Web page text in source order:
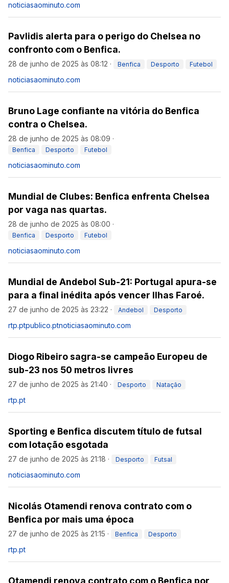
noticiasaominuto.com
Pavlidis alerta para o perigo do Chelsea no
confronto com o Benfica.
28 de junho de 2025 às 08:12 · Benfica Desporto Futebol
noticiasaominuto.com
Bruno Lage confiante na vitória do Benfica
contra o Chelsea.
28 de junho de 2025 às 08:09 ·
Benfica Desporto Futebol
noticiasaominuto.com
Mundial de Clubes: Benfica enfrenta Chelsea
por vaga nas quartas.
28 de junho de 2025 às 08:00 ·
Benfica Desporto Futebol
noticiasaominuto.com
Mundial de Andebol Sub-21: Portugal apura-se
para a final inédita após vencer Ilhas Faroé.
27 de junho de 2025 às 23:22 · Andebol Desporto
rtp.ptpublico.ptnoticiasaominuto.com
Diogo Ribeiro sagra-se campeão Europeu de
sub-23 nos 50 metros livres
27 de junho de 2025 às 21:40 · Desporto Natação
rtp.pt
Sporting e Benfica discutem título de futsal
com lotação esgotada
27 de junho de 2025 às 21:18 · Desporto Futsal
noticiasaominuto.com
Nicolás Otamendi renova contrato com o
Benfica por mais uma época
27 de junho de 2025 às 21:15 · Benfica Desporto
rtp.pt
Otamendi renova contrato com o Benfica por